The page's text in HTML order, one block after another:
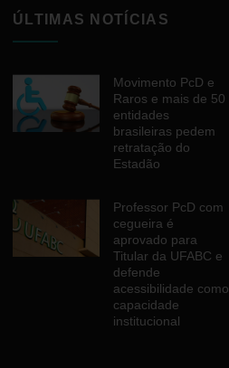
ÚLTIMAS NOTÍCIAS
Movimento PcD e
Raros e mais de 50
entidades
brasileiras pedem
retratação do
Estadão
Professor PcD com
cegueira é
aprovado para
Titular da UFABC e
defende
acessibilidade como
capacidade
institucional